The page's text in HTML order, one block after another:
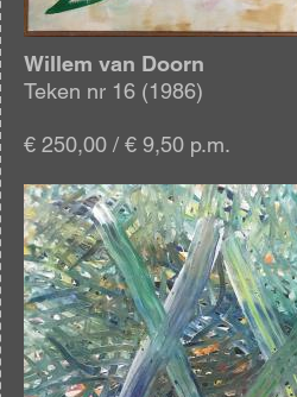
Willem van Doorn
Teken nr 16 (1986)
€ 250,00 / € 9,50 p.m.
Afbeelding